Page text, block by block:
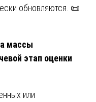
обновляются. 📜
массы
этап оценки
или